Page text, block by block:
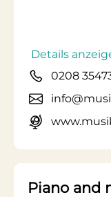
Details
0208
Piano and